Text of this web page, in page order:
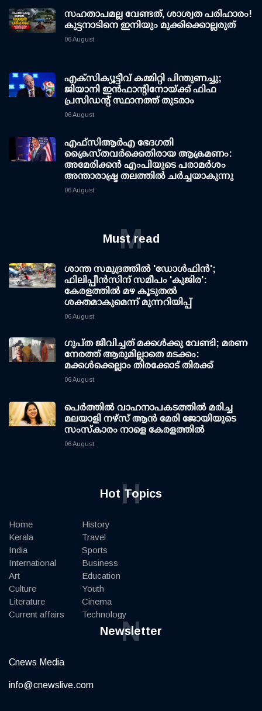
സഹതാപമല്ല വേണ്ടത്, ശാശ്വത പരിഹാരം!
കുട്ടനാടിനെ ഇനിയും മുക്കിക്കൊല്ലരുത്
06 August
എക്സിക്യൂട്ടീവ് കമ്മിറ്റി പിന്തുണച്ചു;
ജിയാനി ഇന്‍ഫാന്റിനോയ്ക്ക് ഫിഫ
പ്രസിഡന്റ് സ്ഥാനത്ത് തുടരാം
06 August
എഫ്‌സി‌ആര്‍‌എ ഭേദഗതി
ക്രൈസ്തവർക്കെതിരായ ആക്രമണം:
അമേരിക്കൻ എംപിയുടെ പരാമർശം
അന്താരാഷ്ട്ര തലത്തിൽ ചർച്ചയാകുന്നു
06 August
Must read
M
ശാന്ത സമുദ്രത്തില്‍ 'ഡോള്‍ഫിന്‍';
ഫിലിപ്പീന്‍സിന് സമീപം 'കുജിര':
കേരളത്തില്‍ മഴ കൂടുതല്‍
ശക്തമാകുമെന്ന് മുന്നറിയിപ്പ്
06 August
ഗുപ്ത ജീവിച്ചത് മക്കള്‍ക്കു വേണ്ടി; മരണ
നേരത്ത് ആരുമില്ലാതെ മടക്കം:
മക്കള്‍ക്കെല്ലാം തിരക്കോട് തിരക്ക്
06 August
പെർത്തിൽ വാഹനാപകടത്തിൽ മരിച്ച
മലയാളി നഴ്സ് ആൻ മേരി ജോയിയുടെ
സംസ്കാരം നാളെ കേരളത്തിൽ
06 August
Hot Topics
H
Home
Kerala
India
International
Art
Culture
Literature
Current affairs
History
Travel
Sports
Business
Education
Youth
Cinema
Technology
Newsletter
N
Cnews Media
info@cnewslive.com